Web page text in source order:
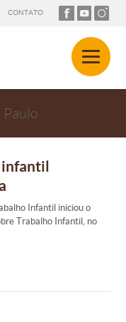
CONTATO
infantil
Infantil iniciou o
Trabalho Infantil, no